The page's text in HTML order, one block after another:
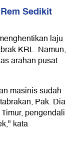
Sedikit
laju
KRL. Namun,
arahan pusat
masinis sudah
Pak. Dia
pengendali
kata